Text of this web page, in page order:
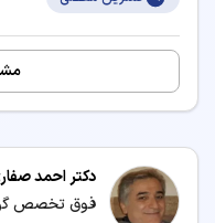
دکتر احمد